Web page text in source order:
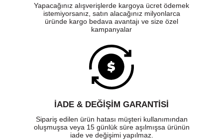
Yapacağınız alışverişlerde kargoya ücret ödemek
istemiyorsanız, satın alacağınız milyonlarca
üründe kargo bedava avantajı ve size özel
kampanyalar
İADE & DEĞİŞİM GARANTİSİ
Sipariş edilen ürün hatası müşteri kullanımından
oluşmuşsa veya 15 günlük süre aşılmışsa ürünün
iade ve değişimi yapılmaz.